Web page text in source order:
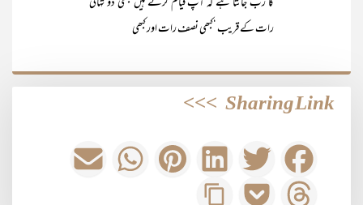
رات کے قریب ‘کبھی نصف رات اور کبھی
Sharing Link
>>>